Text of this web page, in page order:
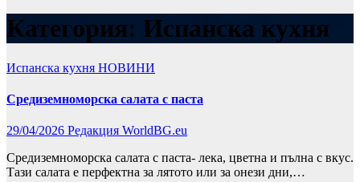
Категория: Испанска кухня
Испанска кухня НОВИНИ
Средиземноморска салата с паста
29/04/2026 Редакция WorldBG.eu
Средиземноморска салата с паста- лека, цветна и пълна с вкус.
Тази салата е перфектна за лятото или за онези дни,…